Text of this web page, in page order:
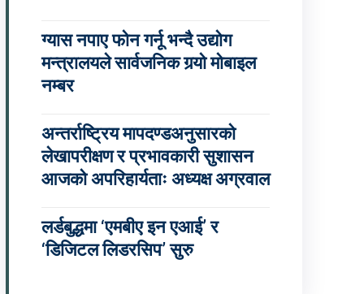
ग्यास नपाए फोन गर्नू भन्दै उद्योग
मन्त्रालयले सार्वजनिक गर्‍यो मोबाइल
नम्बर
अन्तर्राष्ट्रिय मापदण्डअनुसारको
लेखापरीक्षण र प्रभावकारी सुशासन
आजको अपरिहार्यताः अध्यक्ष अग्रवाल
लर्डबुद्धमा ‘एमबीए इन एआई’ र
‘डिजिटल लिडरसिप’ सुरु